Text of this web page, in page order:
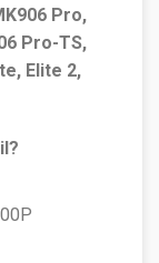
Pro,
Pro-TS,
Elite 2,